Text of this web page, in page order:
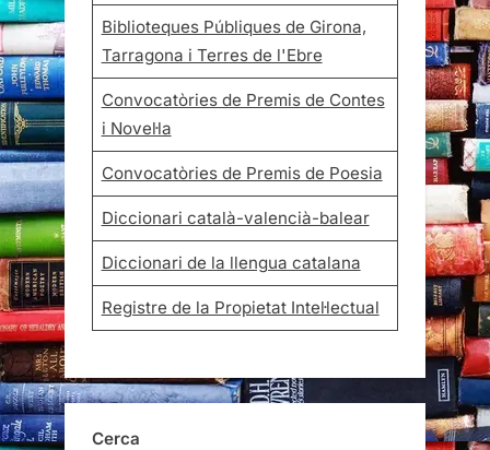
Biblioteques Públiques de Girona,
Tarragona i Terres de l'Ebre
Convocatòries de Premis de Contes
i Novel·la
Convocatòries de Premis de Poesia
Diccionari català-valencià-balear
Diccionari de la llengua catalana
Registre de la Propietat Intel·lectual
Cerca